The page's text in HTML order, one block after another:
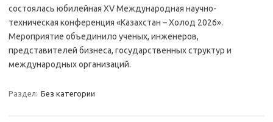
состоялась юбилейная XV Международная научно-
техническая конференция «Казахстан – Холод 2026».
Мероприятие объединило ученых, инженеров,
представителей бизнеса, государственных структур и
международных организаций.
Раздел: Без категории